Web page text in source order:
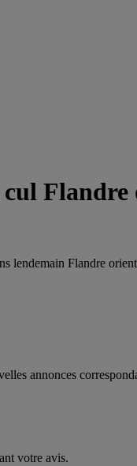
Flandre
lendemain Flandre
annonces
votre avis.